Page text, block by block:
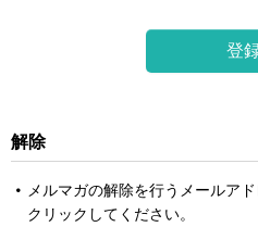
登
解除
メルマガの解除を行うメールア
クリックしてください。